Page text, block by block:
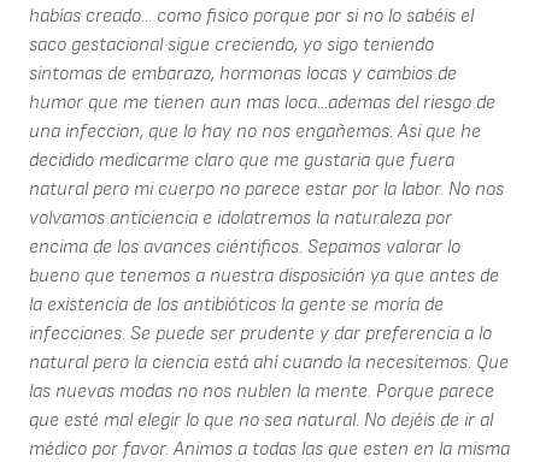
habías creado... como fisico porque por si no lo sabéis el
saco gestacional sigue creciendo, yo sigo teniendo
sintomas de embarazo, hormonas locas y cambios de
humor que me tienen aun mas loca...ademas del riesgo de
una infeccion, que lo hay no nos engañemos. Asi que he
decidido medicarme claro que me gustaria que fuera
natural pero mi cuerpo no parece estar por la labor. No nos
volvamos anticiencia e idolatremos la naturaleza por
encima de los avances ciéntificos. Sepamos valorar lo
bueno que tenemos a nuestra disposición ya que antes de
la existencia de los antibióticos la gente se moría de
infecciones. Se puede ser prudente y dar preferencia a lo
natural pero la ciencia está ahí cuando la necesitemos. Que
las nuevas modas no nos nublen la mente. Porque parece
que esté mal elegir lo que no sea natural. No dejéis de ir al
médico por favor. Animos a todas las que esten en la misma